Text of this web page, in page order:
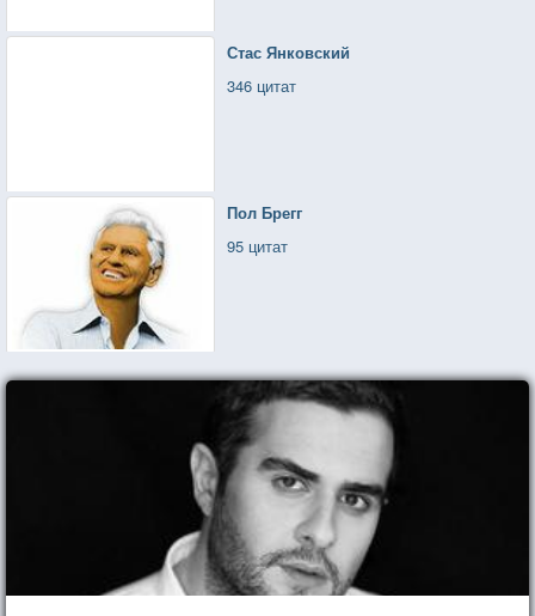
Стас Янковский
346 цитат
Пол Брегг
95 цитат